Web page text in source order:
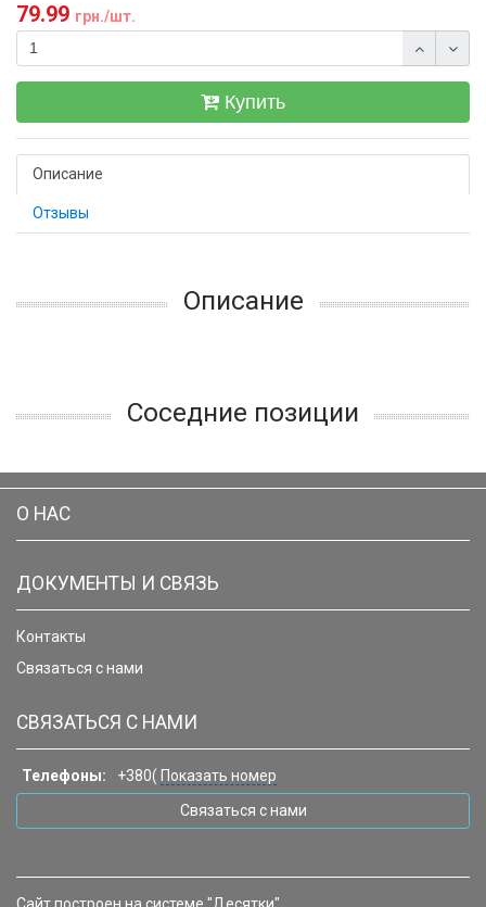
79.99 грн./шт.
Купить
Описание
Отзывы
Описание
Соседние позиции
О НАС
ДОКУМЕНТЫ И СВЯЗЬ
Контакты
Связаться с нами
СВЯЗАТЬСЯ С НАМИ
Телефоны: +380( Показать номер
Связаться с нами